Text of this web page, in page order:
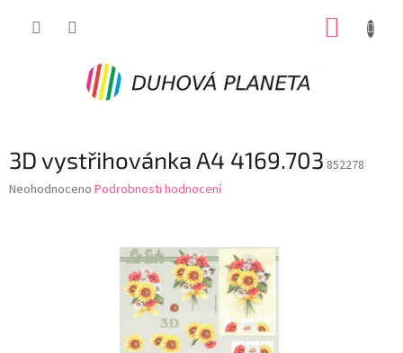
3D vystřihovánka A4 4169.703 852278
Průměrné
Neohodnoceno Podrobnosti hodnocení